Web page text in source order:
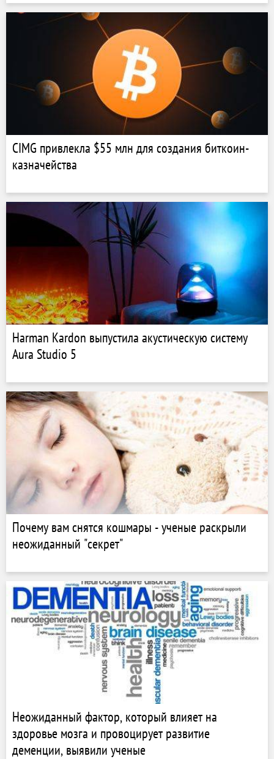
CIMG привлекла $55 млн для создания биткоин-
казначейства
Harman Kardon выпустила акустическую систему
Aura Studio 5
Почему вам снятся кошмары - ученые раскрыли
неожиданный "секрет"
Неожиданный фактор, который влияет на
здоровье мозга и провоцирует развитие
деменции, выявили ученые